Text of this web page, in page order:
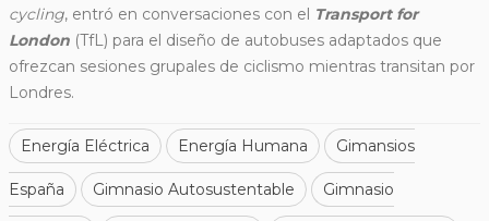
cycling, entró en conversaciones con el Transport for
London (TfL) para el diseño de autobuses adaptados que
ofrezcan sesiones grupales de ciclismo mientras transitan por
Londres.
Energía Eléctrica Energía Humana Gimansios
España Gimnasio Autosustentable Gimnasio